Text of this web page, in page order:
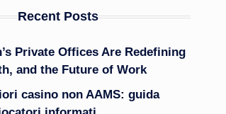
Recent Posts
Private Offices Are Redefining
and the Future of Work
casino non AAMS: guida